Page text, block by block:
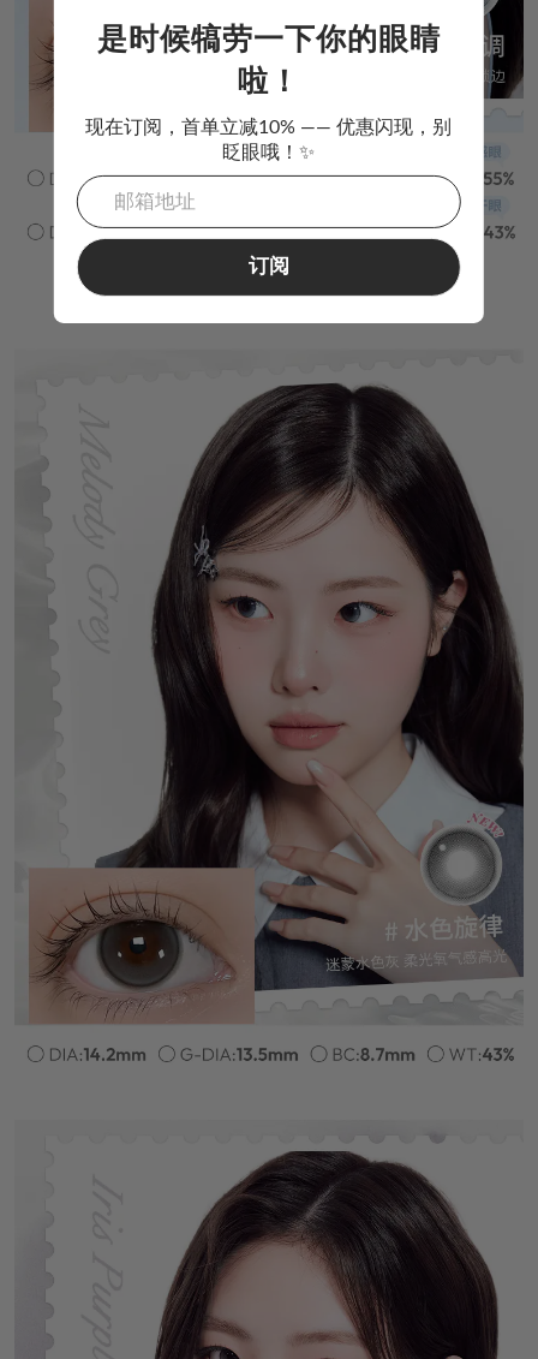
是时候犒劳一下你的眼睛
啦！
现在订阅，首单立减10% —— 优惠闪现，别
眨眼哦！✨
订阅